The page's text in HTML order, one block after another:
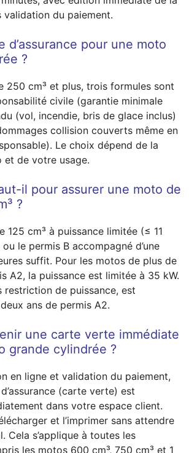
du paiement.
d’assurance pour une moto
?
250 cm³ et plus, trois formules sont
civile (garantie minimale
(vol, incendie, bris de glace inclus)
collision couverts même en
Le choix dépend de la
et de votre usage.
il pour assurer une moto de
?
125 cm³ à puissance limitée (≤ 11
le permis B accompagné d’une
suffit. Pour les motos de plus de
A2, la puissance est limitée à 35 kW.
restriction de puissance, est
ans de permis A2.
une carte verte immédiate
grande cylindrée ?
en ligne et validation du paiement,
(carte verte) est
dans votre espace client.
et l’imprimer sans attendre
Cela s’applique à toutes les
les motos 600 cm³, 750 cm³ et 1